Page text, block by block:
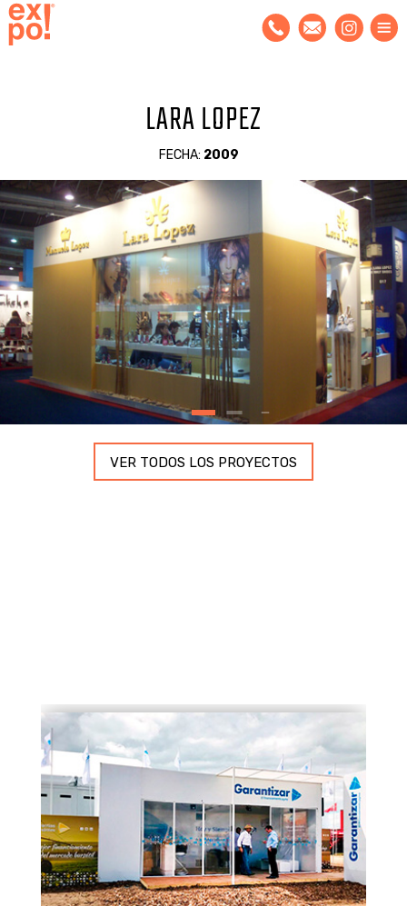
LARA LOPEZ
FECHA: 2009
VER TODOS LOS PROYECTOS